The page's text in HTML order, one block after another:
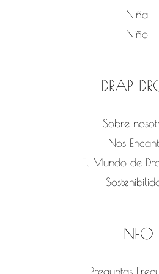
Niña
Niño
DRAP
Sobre
Nos
El Mundo de
INFO
Preguntas